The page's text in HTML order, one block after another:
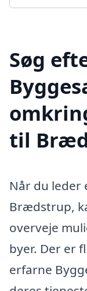
Søg
til
Når du leder
Brædstrup,
overveje
byer. Der er
erfarne